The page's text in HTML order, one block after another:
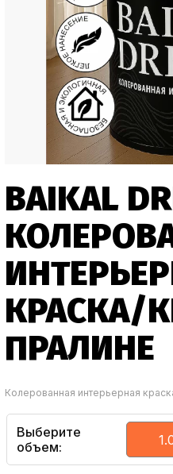
BAIKAL
КРАСКА/
ПРАЛИНЕ
Колерованная интерьерная
Выберите
объем: